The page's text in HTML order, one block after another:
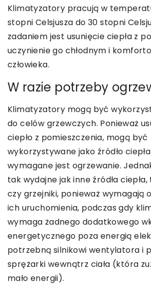
Klimatyzatory pracują w
stopni Celsjusza do 30 stopni
zadaniem jest usunięcie ciepła z
uczynienie go chłodnym i
człowieka.
W razie potrzeby
Klimatyzatory mogą być
do celów grzewczych. Ponieważ
ciepło z pomieszczenia, mogą być
wykorzystywane jako źródło
wymagane jest ogrzewanie.
tak wydajne jak inne źródła
czy grzejniki, ponieważ wymagają
ich uruchomienia, podczas gdy
wymaga żadnego dodatkowego
energetycznego poza energią
potrzebną silnikowi wentylatora i
sprężarki wewnątrz ciała (która
mało energii).